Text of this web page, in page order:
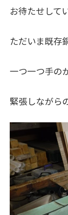
お待たせして
ただいま既存
一つ一つ手の
緊張しながら